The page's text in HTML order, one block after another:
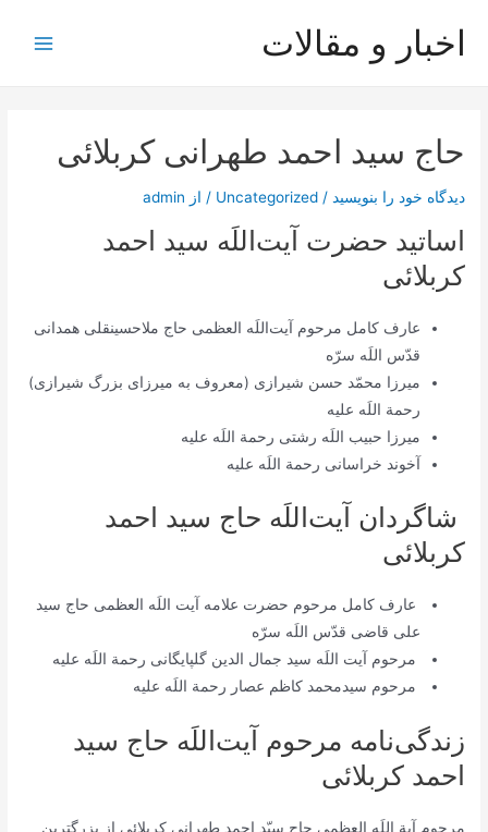
اخبار و مقالات
حاج سید احمد طهرانی کربلائی
دیدگاه‌ خود را بنویسید /
Uncategorized / از admin
اساتید حضرت آیت‌اللَه سید احمد
کربلائی
عارف کامل مرحوم آیت‌اللَه العظمی حاج ملاحسینقلی همدانی
قدّس اللَه سرّه
ميرزا محمّد حسن شيرازى (معروف به ميرزاى بزرگ شیرازی)
رحمة اللَه علیه
ميرزا حبيب اللَه رشتى رحمة اللَه علیه
آخوند خراسانى رحمة اللَه علیه
شاگردان آیت‌اللَه حاج سید احمد
کربلائی
عارف کامل مرحوم حضرت علامه آیت اللَه العظمی حاج سید
علی قاضی قدّس اللَه سرّه
مرحوم آیت اللَه سید جمال الدین گلپایگانی رحمة اللَه علیه
مرحوم سیدمحمد کاظم عصار رحمة اللَه علیه
زندگی‌نامه مرحوم آیت‌اللَه حاج سید
احمد کربلائی
مرحوم آية اللَه العظمی حاج سيّد احمد طهرانى كربلائى‏ از بزرگترین